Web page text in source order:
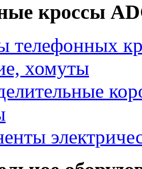
кроссы
телефонных
хомуты